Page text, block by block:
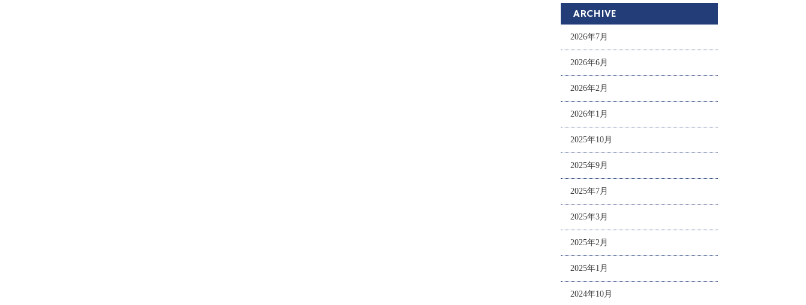
ARCHIVE
2026年7月
2026年6月
2026年2月
2026年1月
2025年10月
2025年9月
2025年7月
2025年3月
2025年2月
2025年1月
2024年10月